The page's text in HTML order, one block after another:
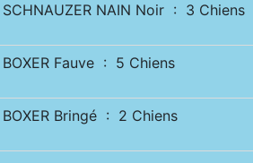
SCHNAUZER NAIN Noir : 3 Chiens
BOXER Fauve : 5 Chiens
BOXER Bringé : 2 Chiens